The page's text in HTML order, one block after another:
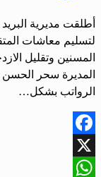
أطلقت مديرية
لتسليم معاشات
المسنين وتقليل
المديرة سحر
الرواتب بشكل…
Facebook
X